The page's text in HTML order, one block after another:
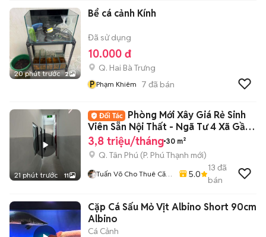
20 phút trước 2
Bể cá cảnh Kính
Đã sử dụng
10.000 đ
Q. Hai Bà Trưng
P Phạm Khiêm 7 đã bán
21 phút trước 11
Phòng Mới Xây Giá Rẻ Sinh
Viên Sẵn Nội Thất - Ngã Tư 4 Xã Gần
ĐH VUH
3,8 triệu/tháng 30 m²
Q. Tân Phú (P. Phú Thạnh mới)
Tuấn Võ Cho Thuê Căn
5.0
13 đã
bán
Cặp Cá Sấu Mỏ Vịt Albino Short 90cm
Albino
Cá Cảnh